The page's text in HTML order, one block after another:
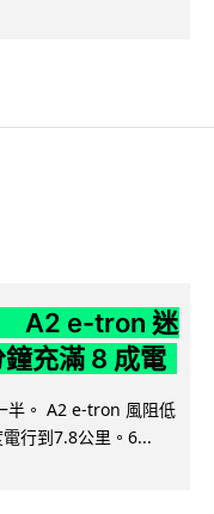
A2 e-tron 迷
充滿 8 成電
半。 A2 e-tron 風阻低
行到7.8公里。6...